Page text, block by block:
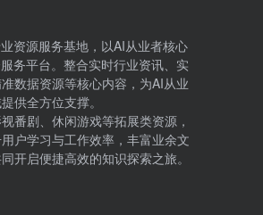
资源服务基地，以AI从业者核心
务平台。整合实时行业资讯、实
数据资源等核心内容，为AI从业
供全方位支撑。
番剧、休闲游戏等拓展类资源，
户学习与工作效率，丰富业余文
开启便捷高效的知识探索之旅。